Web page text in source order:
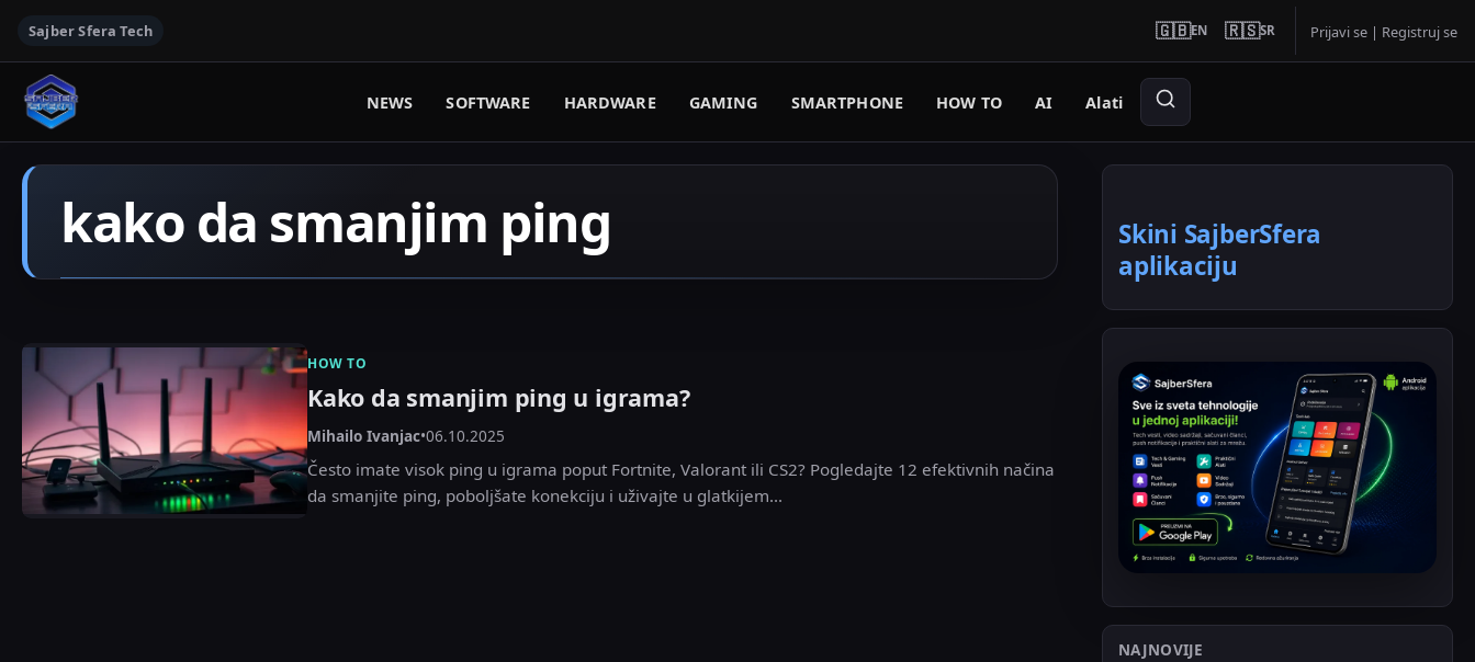
Sajber Sfera Tech 🇬🇧EN 🇷🇸SR Prijavi se | Registruj se
NEWS SOFTWARE HARDWARE GAMING SMARTPHONE HOW TO AI Alati
kako da smanjim ping
HOW TO
Kako da smanjim ping u igrama?
Mihailo Ivanjac•06.10.2025
Često imate visok ping u igrama poput Fortnite, Valorant ili CS2? Pogledajte 12 efektivnih načina
da smanjite ping, poboljšate konekciju i uživajte u glatkijem...
Skini SajberSfera
aplikaciju
NAJNOVIJE